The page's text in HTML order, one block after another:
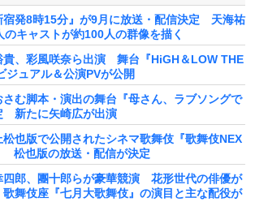
宿発8時15分』が9月に放送・配信決定 天海祐
キャストが約100人の群像を描く
貴、彩風咲奈ら出演 舞台『HiGH＆LOW THE
ジュアル＆公演PVが公開
む脚本・演出の舞台『母さん、ラブソングで
新たに矢崎広が出演
也版で公開されたシネマ歌舞伎『歌舞伎NEX
松也版の放送・配信が決定
四郎、團十郎らが豪華競演 花形世代の俳優が
舞伎座『七月大歌舞伎』の演目と主な配役が